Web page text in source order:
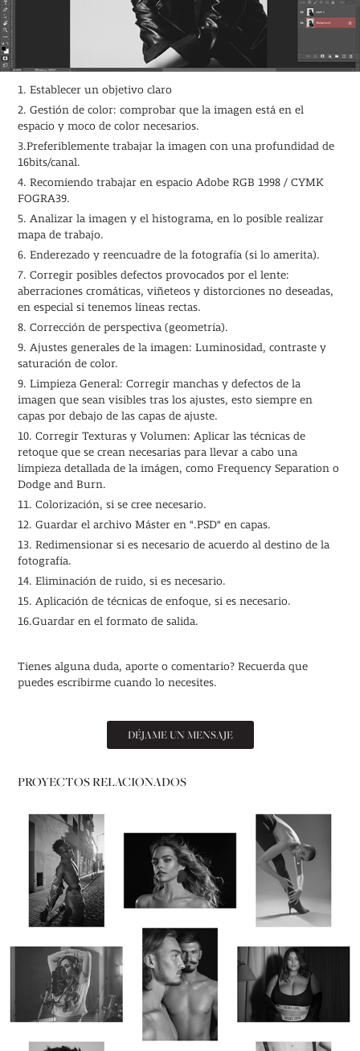
1. Establecer un objetivo claro
2. Gestión de color: comprobar que la imagen está en el
espacio y moco de color necesarios.
3.Preferiblemente trabajar la imagen con una profundidad de
16bits/canal.
4. Recomiendo trabajar en espacio Adobe RGB 1998 / CYMK
FOGRA39.
5. Analizar la imagen y el histograma, en lo posible realizar
mapa de trabajo.
6. Enderezado y reencuadre de la fotografía (si lo amerita).
7. Corregir posibles defectos provocados por el lente:
aberraciones cromáticas, viñeteos y distorciones no deseadas,
en especial si tenemos líneas rectas.
8. Corrección de perspectiva (geometría).
9. Ajustes generales de la imagen: Luminosidad, contraste y
saturación de color.
9. Limpieza General: Corregir manchas y defectos de la
imagen que sean visibles tras los ajustes, esto siempre en
capas por debajo de las capas de ajuste.
10. Corregir Texturas y Volumen: Aplicar las técnicas de
retoque que se crean necesarias para llevar a cabo una
limpieza detallada de la imágen, como Frequency Separation o
Dodge and Burn.
11. Colorización, si se cree necesario.
12. Guardar el archivo Máster en ".PSD" en capas.
13. Redimensionar si es necesario de acuerdo al destino de la
fotografía.
14. Eliminación de ruido, si es necesario.
15. Aplicación de técnicas de enfoque, si es necesario.
16.Guardar en el formato de salida.
Tienes alguna duda, aporte o comentario? Recuerda que
puedes escribirme cuando lo necesites.
DÉJAME UN MENSAJE
PROYECTOS RELACIONADOS
Cómo crear un buen portafolio